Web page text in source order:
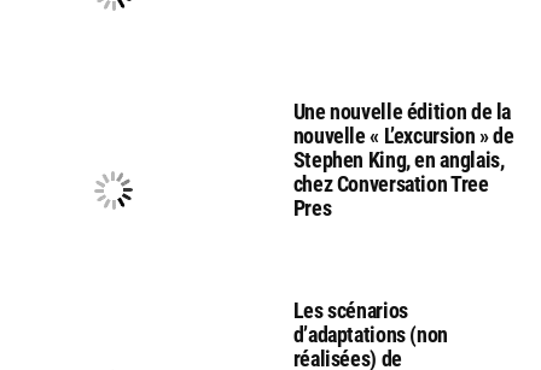
Une nouvelle édition de la
nouvelle « L’excursion » de
Stephen King, en anglais,
chez Conversation Tree
Pres
Les scénarios
d’adaptations (non
réalisées) de